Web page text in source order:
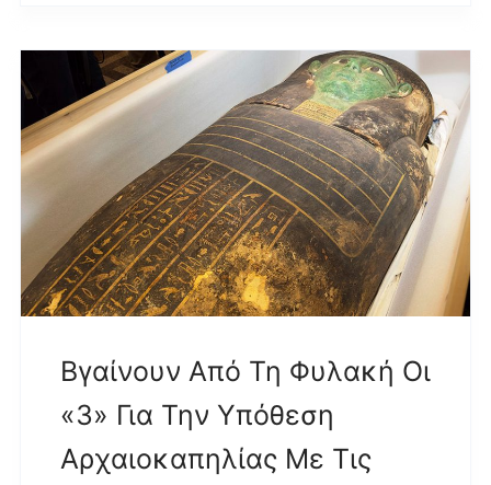
Βγαίνουν Από Τη Φυλακή Οι
«3» Για Την Υπόθεση
Αρχαιοκαπηλίας Με Τις